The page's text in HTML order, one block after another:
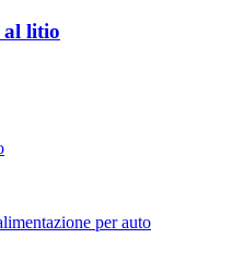
al litio
per auto